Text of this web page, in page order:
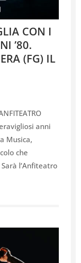
CON I
ʼ80.
(FG) IL
anni
Musica,
che
l’Anfiteatro